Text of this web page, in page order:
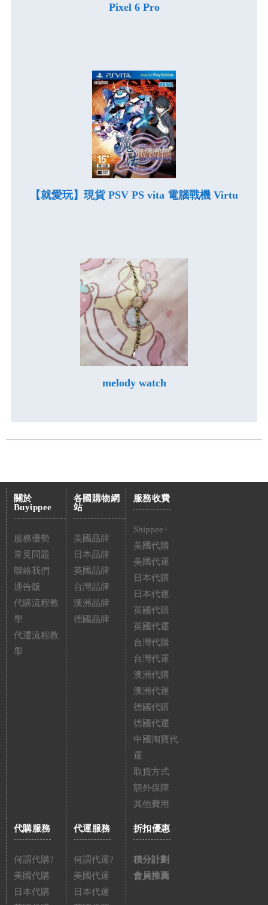
Pixel 6 Pro
【就愛玩】現貨 PSV PS vita 電腦戰機 Virtu
melody watch
關於
Buyippee
服務優勢
常見問題
聯絡我們
通告版
代購流程教
學
代運流程教
學
各國購物網
站
美國品牌
日本品牌
英國品牌
台灣品牌
澳洲品牌
德國品牌
服務收費
Shippee+
美國代購
美國代運
日本代購
日本代運
英國代購
英國代運
台灣代購
台灣代運
澳洲代購
澳洲代運
德國代購
德國代運
中國淘寶代
運
取貨方式
額外保障
其他費用
代購服務
何謂代購?
美國代購
日本代購
代運服務
何謂代運?
美國代運
日本代運
折扣優惠
積分計劃
會員推薦